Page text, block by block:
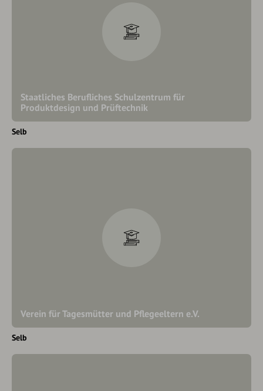
Staatliches Berufliches Schulzentrum für
Produktdesign und Prüftechnik
Selb
Verein für Tagesmütter und Pflegeeltern e.V.
Selb